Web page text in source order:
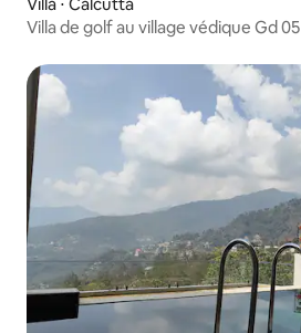
Villa de golf au village védique Gd 05